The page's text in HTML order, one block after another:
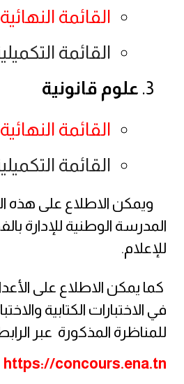
القائمة النهائية
القائمة
علوم قانونية
القائمة النهائية
القائمة
ويمكن الاطلاع على هذه
المدرسة الوطنية للإدارة
للإعلام.
كما يمكن الاطلاع على
في الاختبارات الكتابية
للمناظرة المذكورة عبر
https://concours.ena.tn